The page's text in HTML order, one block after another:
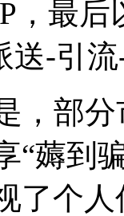
，最
送-引
，部分
“薅到
了个